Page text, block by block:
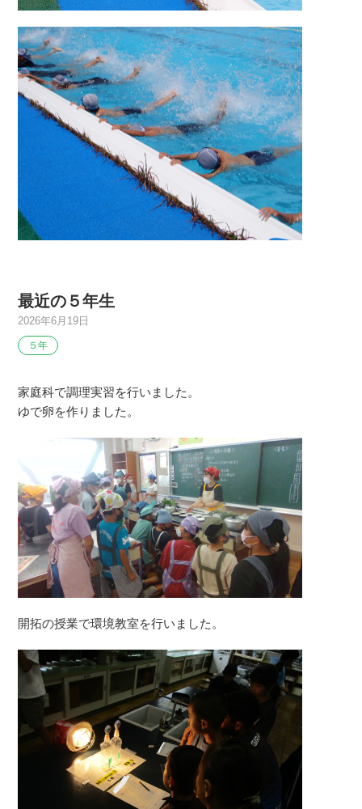
最近の５年生
2026年6月19日
５年
家庭科で調理実習を行いました。
ゆで卵を作りました。
開拓の授業で環境教室を行いました。